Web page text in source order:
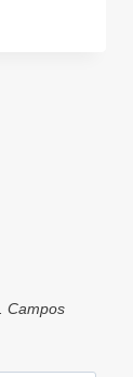
Campos